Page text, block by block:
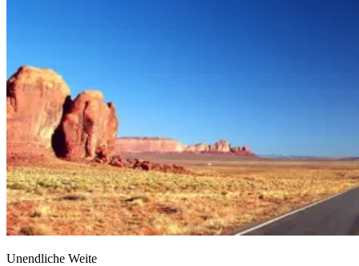
Unendliche Weite